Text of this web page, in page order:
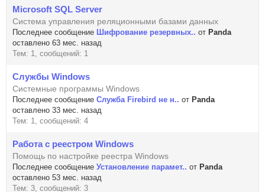
Microsoft SQL Server
Система управления реляционными базами данных
Последнее сообщение Шифрование резервных.. от Panda
оставлено 63 мес. назад
Тем: 1, сообщений: 1
Службы Windows
Системные программы Windows
Последнее сообщение Служба Firebird не н.. от Panda
оставлено 33 мес. назад
Тем: 1, сообщений: 4
Работа с реестром Windows
Помощь по настройке реестра Windows
Последнее сообщение Установление парамет.. от Panda
оставлено 53 мес. назад
Тем: 3, сообщений: 3